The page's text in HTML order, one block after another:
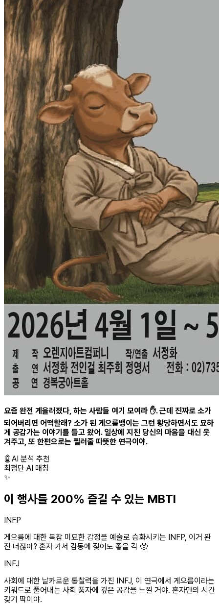
요즘 완전 게을러졌다, 하는 사람들 여기 모여라 ✋. 근데 진짜로 소가
되어버리면 어떡할래? 소가 된 게으름뱅이는 그런 황당하면서도 묘하
게 공감가는 이야기를 들고 왔어. 일상에 지친 당신의 마음을 대신 웃
겨주고, 또 한편으로는 찔러줄 따뜻한 연극이야.
🤖AI 분석 추천
최첨단 AI 매칭
✨
이 행사를 200% 즐길 수 있는 MBTI
INFP
게으름에 대한 복잡 미묘한 감정을 예술로 승화시키는 INFP, 이거 완
전 너잖아? 혼자 가서 감동에 젖어도 좋을 각 🥺
INFJ
사회에 대한 날카로운 통찰력을 가진 INFJ, 이 연극에서 게으름이라는
키워드로 풀어내는 사회 풍자에 깊은 공감을 느낄 거야. 혼자만의 시간
갖기 딱이야.